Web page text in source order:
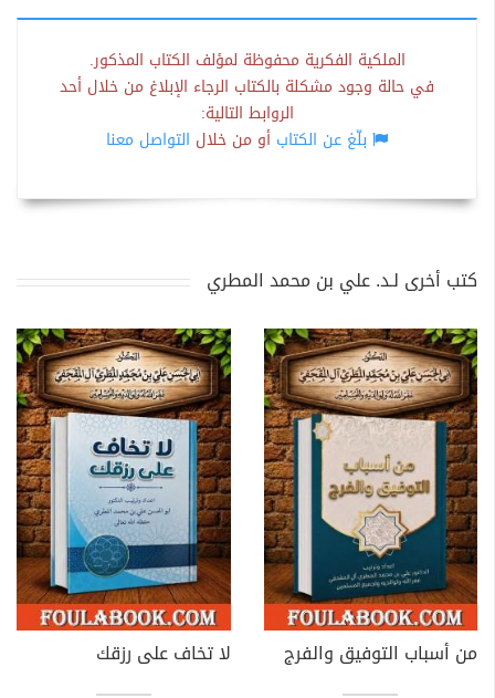
الملكية الفكرية محفوظة لمؤلف الكتاب المذكور.
في حالة وجود مشكلة بالكتاب الرجاء الإبلاغ من خلال أحد
الروابط التالية:
بلّغ عن الكتاب أو من خلال التواصل معنا
كتب أخرى لـد. علي بن محمد المطري
من أسباب التوفيق والفرج لا تخاف على رزقك